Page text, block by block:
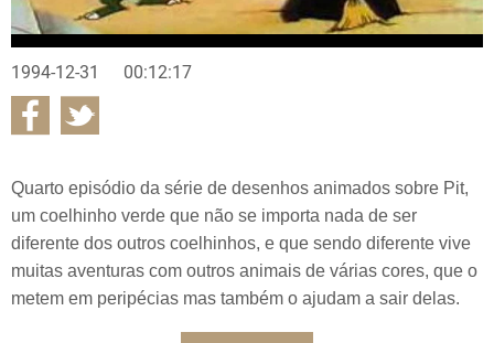
1994-12-31 00:12:17
Quarto episódio da série de desenhos animados sobre Pit,
um coelhinho verde que não se importa nada de ser
diferente dos outros coelhinhos, e que sendo diferente vive
muitas aventuras com outros animais de várias cores, que o
metem em peripécias mas também o ajudam a sair delas.